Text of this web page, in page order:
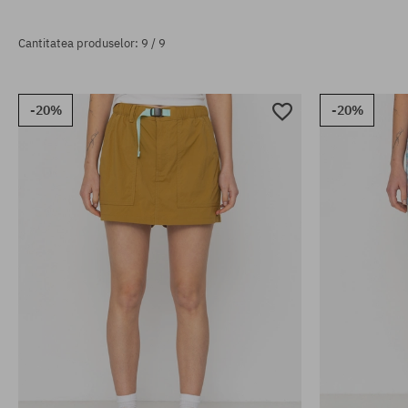
Cantitatea produselor: 9 / 9
-20% -20%